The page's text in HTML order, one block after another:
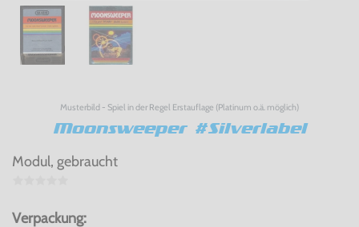
Musterbild - Spiel in der Regel Erstauflage (Platinum o.ä. möglich)
Moonsweeper #Silverlabel
Modul, gebraucht
Verpackung: